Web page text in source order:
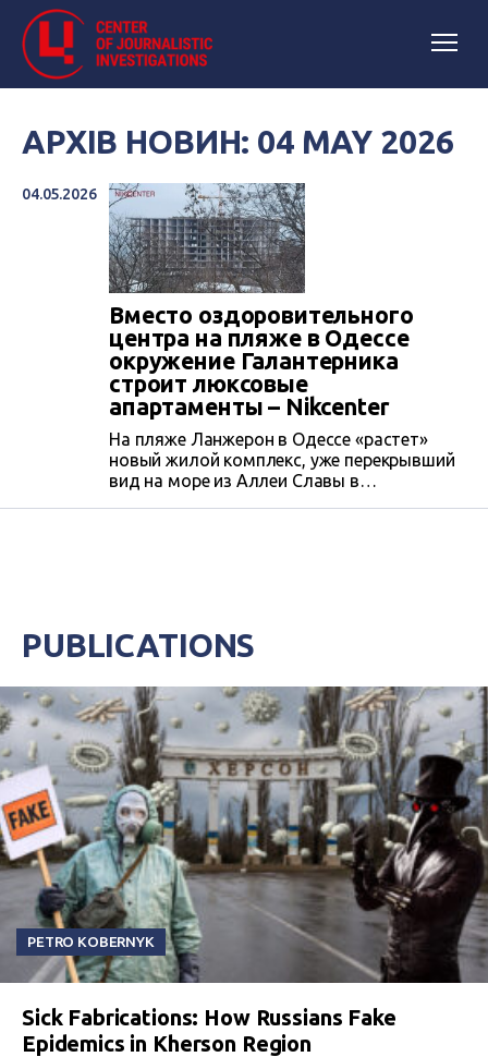
АРХІВ НОВИН: 04 MAY 2026
04.05.2026
Вместо оздоровительного
центра на пляже в Одессе
окружение Галантерника
строит люксовые
апартаменты – Nikcenter
На пляже Ланжерон в Одессе «растет»
новый жилой комплекс, уже перекрывший
вид на море из Аллеи Славы в
PUBLICATIONS
PETRO KOBERNYK
Sick Fabrications: How Russians Fake
Epidemics in Kherson Region